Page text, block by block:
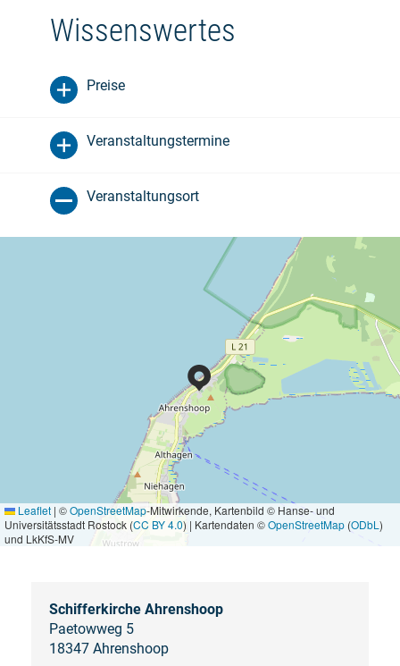
Wissenswertes
Preise
Veranstaltungstermine
Veranstaltungsort
Leaflet | ©OpenStreetMap-Mitwirkende, Kartenbild © Hanse- und
Universitätsstadt Rostock (CC BY 4.0) | Kartendaten ©OpenStreetMap (ODbL )
und LkKfS-MV
Schifferkirche Ahrenshoop
Paetowweg 5
18347 Ahrenshoop